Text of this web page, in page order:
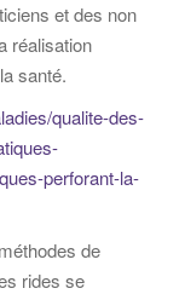
et des non
réalisation
santé.
qualite-des-
perforant-la-
de
rides se